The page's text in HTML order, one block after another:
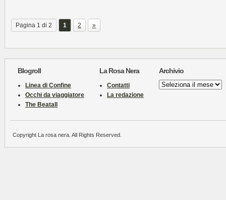
Pagina 1 di 2 1 2 »
Blogroll
Linea di Confine
Occhi da viaggiatore
The Beatall
La Rosa Nera
Contatti
La redazione
Archivio
Archivio
Copyright La rosa nera. All Rights Reserved.